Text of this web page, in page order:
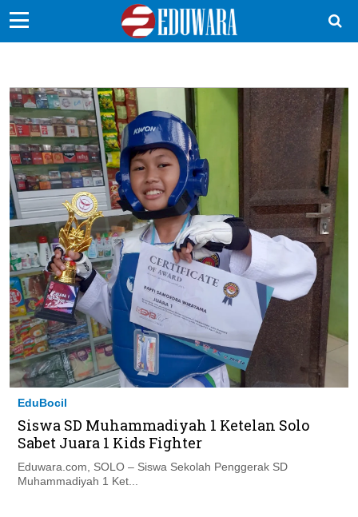
Sekolah Kita
Vokasi
Kampus
Idea
Sains
EduDana
Ikuti Kami di:
EduBocil
Siswa SD Muhammadiyah 1 Ketelan Solo
Sabet Juara 1 Kids Fighter
Eduwara.com, SOLO – Siswa Sekolah Penggerak SD
Muhammadiyah 1 Ket...